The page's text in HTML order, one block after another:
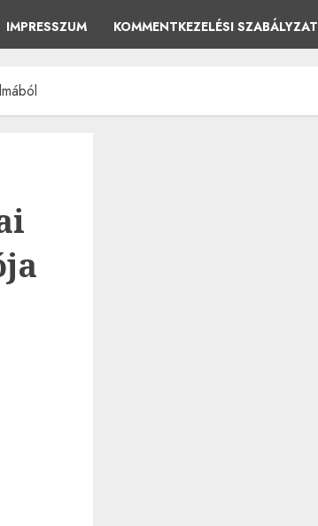
IMPRESSZUM KOMMENTKEZELÉSI SZABÁLYZAT